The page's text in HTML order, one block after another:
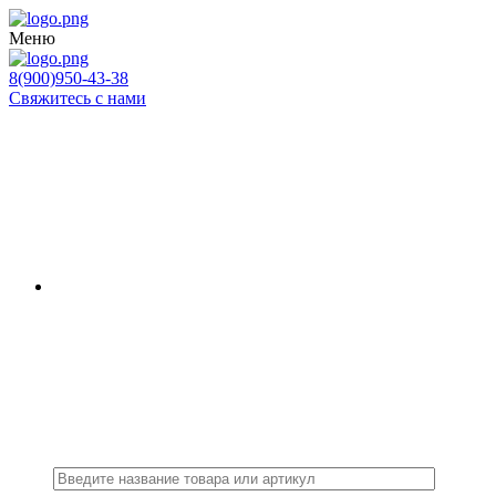
Меню
8(900)950-43-38
Свяжитесь с нами